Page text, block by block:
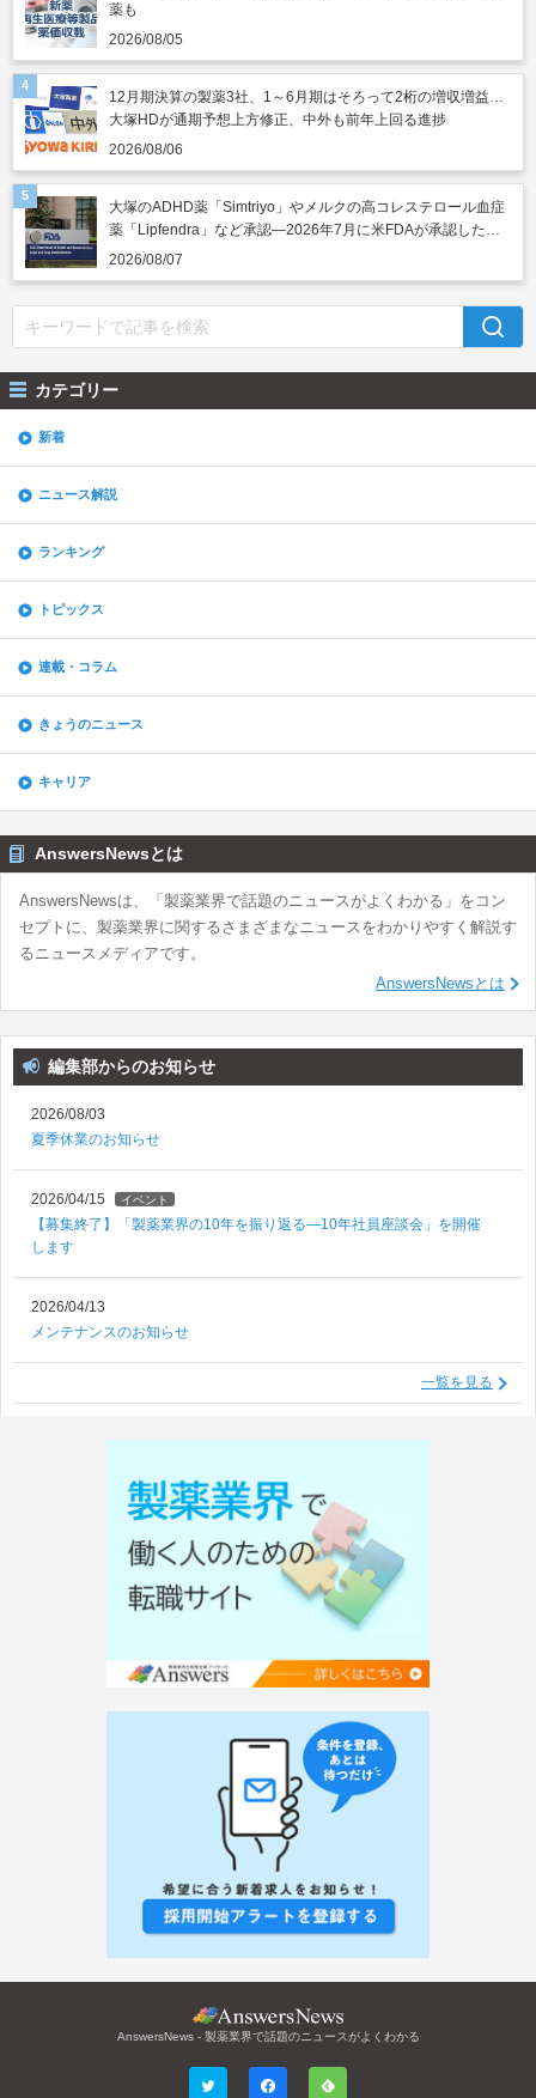
薬も
2026/08/05
12月期決算の製薬3社、1～6月期はそろって2桁の増収増益…
大塚HDが通期予想上方修正、中外も前年上回る進捗
2026/08/06
大塚のADHD薬「Simtriyo」やメルクの高コレステロール血症
薬「Lipfendra」など承認―2026年7月に米FDAが承認した新
薬
2026/08/07
カテゴリー
新着
ニュース解説
ランキング
トピックス
連載・コラム
きょうのニュース
キャリア
AnswersNewsとは
AnswersNewsは、「製薬業界で話題のニュースがよくわかる」をコン
セプトに、製薬業界に関するさまざまなニュースをわかりやすく解説す
るニュースメディアです。
AnswersNewsとは
編集部からのお知らせ
2026/08/03
夏季休業のお知らせ
2026/04/15 イベント
【募集終了】「製薬業界の10年を振り返る―10年社員座談会」を開催
します
2026/04/13
メンテナンスのお知らせ
一覧を見る
AnswersNews - 製薬業界で話題のニュースがよくわかる